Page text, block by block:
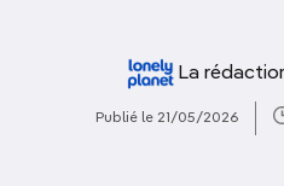
La
Publié le 21/05/2026